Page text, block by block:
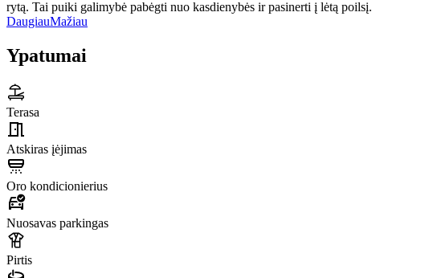
rytą. Tai puiki galimybė pabėgti nuo kasdienybės ir pasinerti į lėtą poilsį.
DaugiauMažiau
Ypatumai
Terasa
Atskiras įėjimas
Oro kondicionierius
Nuosavas parkingas
Pirtis